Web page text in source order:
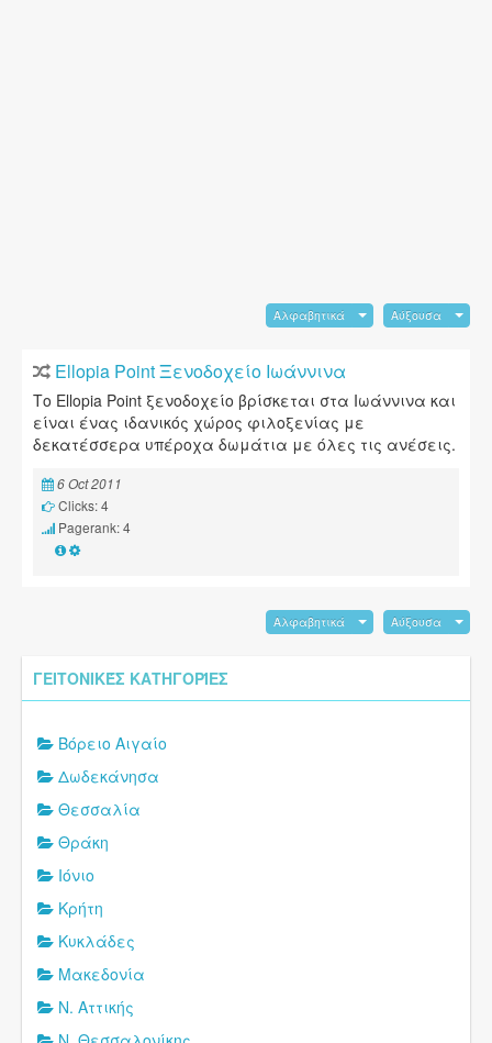
Αλφαβητικά Αύξουσα
Ellopia Point Ξενοδοχείο Ιωάννινα
Το Ellopia Point ξενοδοχείο βρίσκεται στα Ιωάννινα και
είναι ένας ιδανικός χώρος φιλοξενίας με
δεκατέσσερα υπέροχα δωμάτια με όλες τις ανέσεις.
6 Oct 2011
Clicks: 4
Pagerank: 4
Αλφαβητικά Αύξουσα
ΓΕΙΤΟΝΙΚΈΣ ΚΑΤΗΓΟΡΊΕΣ
Βόρειο Αιγαίο
Δωδεκάνησα
Θεσσαλία
Θράκη
Ιόνιο
Κρήτη
Κυκλάδες
Μακεδονία
Ν. Αττικής